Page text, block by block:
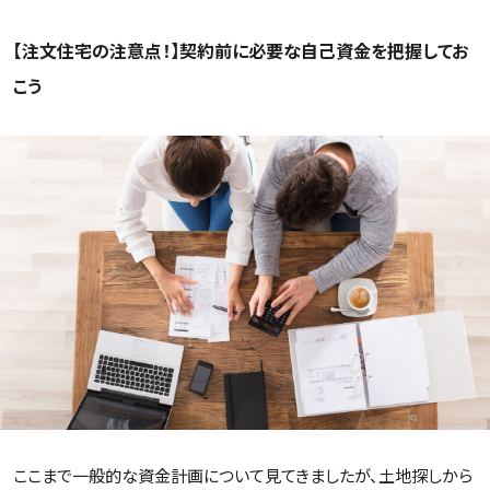
【注文住宅の注意点！】契約前に必要な自己資金を把握してお
こう
ここまで一般的な資金計画について見てきましたが、土地探しから